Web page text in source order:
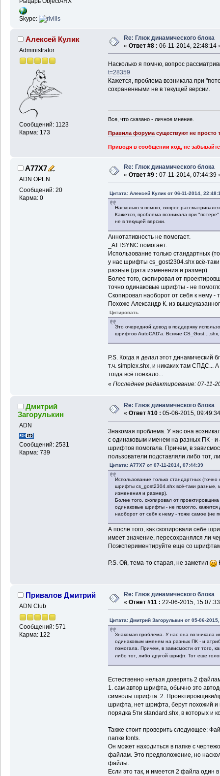
Skype:
Алексей Кулик
Administrator
Сообщений: 1123
Карма: 173
Re: Глюк динамического блока
« Ответ #8 : 06-11-2014, 22:48:14
Насколько я помню, вопрос
t=28359
Кажется, проблема возникала при
сохраненными не в текущей версии.
Все, что сказано - личное мнение.
Правила форумасуществуют не просто
Приводя в сообщении код, не
A77X7
ADN OPEN
Сообщений: 20
Карма: 0
Re: Глюк динамического блока
« Ответ #9 : 07-11-2014, 07:44:39
Цитата: Алексей Кулик от 06-11-2014,
Насколько я помню, вопрос
Кажется, проблема возникала при
не в текущей версии.
Аннотативность не помогает.
_ATTSYNC помогает.
Использование только стандартных
у нас шрифты cs_gost2304.shx всё-
разные (дата изменения и размер).
Более того, скопировал от
точно одинаковые шрифты - не
Скопировал наоборот от себя к нему -
Похоже Александр К. из
Цитировать
Это очередной довод в поддержку
шрифтов AutoCAD'а. Всякие CS_Gost....shx,
P.S. Когда я делал этот динамический
т.ч. simplex.shx, и никаких там СПДС...
тогда всё поехало...
« Последнее редактирование: 07-11-
Дмитрий
Загорулькин
ADN
Сообщений: 2531
Карма: 739
Re: Глюк динамического блока
« Ответ #10 : 05-06-2015,
Знакомая проблема. У нас она
с одинаковым именем на разных ПК -
шрифтов помогала. Причем, в
пользователи подставляли либо тот,
Цитата: A77X7 от 07-11-2014, 07:44:39
Использование только стандартных
шрифты cs_gost2304.shx всё-таки разные,
изменения и размер).
Более того, скопировал от
одинаковые шрифты - не помогло,
наоборот от себя к нему - тоже самое (не
А после того, как скопировали себе
имеет значение, пересохранялся ли
Поэкспериментируйте еще со
P.S. Ой, тема-то старая, не заметил
Привалов Дмитрий
ADN Club
Сообщений: 571
Карма: 122
Re: Глюк динамического блока
« Ответ #11 : 22-06-2015,
Цитата: Дмитрий Загорулькин от 05-06-
Знакомая проблема. У нас она возникала
одинаковым именем на разных ПК - и
помогала. Причем, в зависмости от того,
либо тот, либо другой шрифт. Тот еще
Естественно нельзя доверять 2
1. сам автор шрифта, обычно это
символы шрифта. 2. Проектировщики/
шрифта, нет шрифта, берут похожий и
порядка 5ти standard.shx, в которых и
Также стоит проверить следующее:
папке fonts.
Он может находиться в папке с
файлам. Это предположение, но
файлы.
Если это так, и имеется 2 файла один